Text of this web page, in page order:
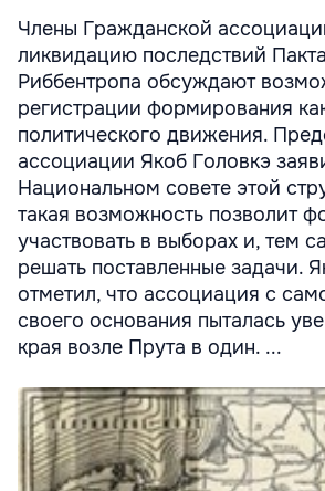
Члены Гражданской
ликвидацию последствий
Риббентропа обсуждают
регистрации формирования
политического движения.
ассоциации Якоб Головкэ
Национальном совете этой
такая возможность позволит
участвовать в выборах и, тем
решать поставленные задачи.
отметил, что ассоциация с
своего основания пыталась
края возле Прута в один. ...